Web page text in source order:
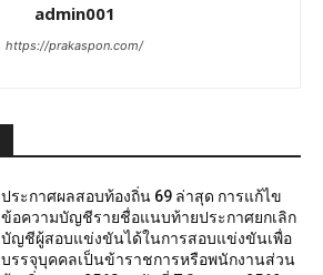
admin001
https://prakaspon.com/
ประกาศผลสอบท้องถิ่น 69 ล่าสุด การแก้ไข
ข้อความบัญชีรายชื่อแนบท้ายประกาศยกเลิก
บัญชีผู้สอบแข่งขันได้ในการสอบแข่งขันเพื่อ
บรรจุบุคคลเป็นข้าราชการหรือพนักงานส่วน